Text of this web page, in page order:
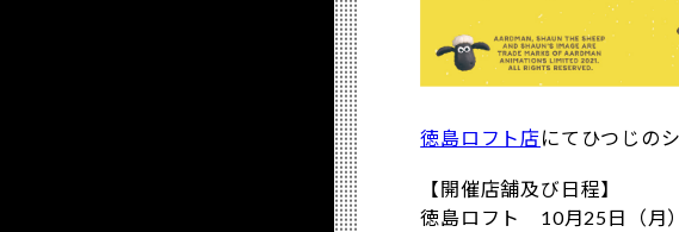
徳島ロフト店にてひつじの
【開催店舗及び日程】
徳島ロフト 10月25日（月